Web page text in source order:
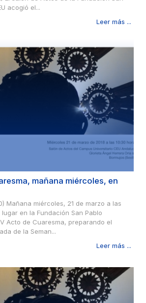
acogió el...
Leer más ...
mañana miércoles, en
Mañana miércoles, 21 de marzo a las
en la Fundación San Pablo
Acto de Cuaresma, preparando el
de la Seman...
Leer más ...